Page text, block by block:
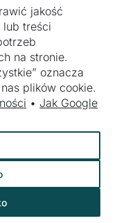
mleczarskiego
i warzyw
jakość
treści
na stronie.
oznacza
plików cookie.
• Jak Google